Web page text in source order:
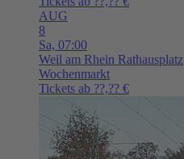
AUG
8
Sa, 07:00
Weil am Rhein Rathausplatz
Wochenmarkt
Tickets ab ??,?? €